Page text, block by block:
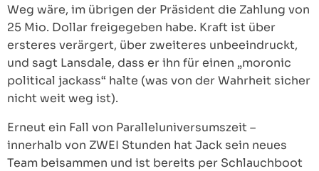
Weg wäre, im übrigen der Präsident die Zahlung von
25 Mio. Dollar freigegeben habe. Kraft ist über
ersteres verärgert, über zweiteres unbeeindruckt,
und sagt Lansdale, dass er ihn für einen „moronic
political jackass“ halte (was von der Wahrheit sicher
nicht weit weg ist).
Erneut ein Fall von Paralleluniversumszeit –
innerhalb von ZWEI Stunden hat Jack sein neues
Team beisammen und ist bereits per Schlauchboot